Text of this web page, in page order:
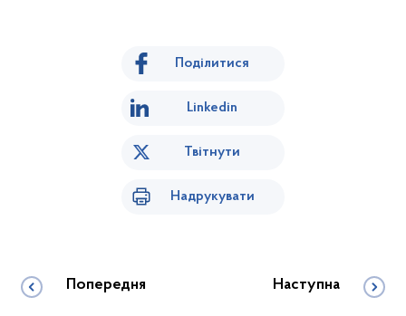
Поділитися
Linkedin
Твітнути
Надрукувати
Попередня Наступна